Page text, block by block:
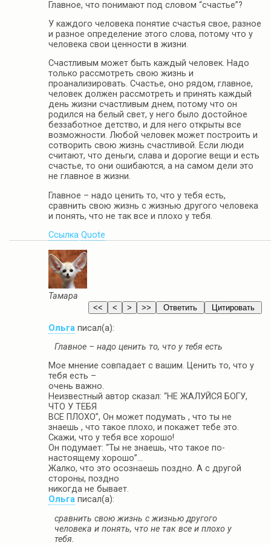
Главное, что понимают под словом “счастье”?
У каждого человека понятие счастья свое, разное
и разное определение этого слова, потому что у
человека свои ценности в жизни.
Счастливым может быть каждый человек. Надо
только рассмотреть свою жизнь и
проанализировать. Счастье, оно рядом, главное,
человек должен рассмотреть и принять каждый
день жизни счастливым днем, потому что он
родился на белый свет, у него было достойное
беззаботное детство, и для него открыты все
возможности. Любой человек может построить и
сотворить свою жизнь счастливой. Если люди
считают, что деньги, слава и дорогие вещи и есть
счастье, то они ошибаются, а на самом дели это
не главное в жизни.
Главное – надо ценить то, что у тебя есть,
сравнить свою жизнь с жизнью другого человека
и понять, что не так все и плохо у тебя.
Ссылка Quote
Тамара
Ольга писал(а):
Главное – надо ценить то, что у тебя есть
Мое мнение совпадает с вашим. Ценить то, что у
тебя есть –
очень важно.
Неизвестный автор сказал: “НЕ ЖАЛУЙСЯ БОГУ,
ЧТО У ТЕБЯ
ВСЕ ПЛОХО”, Он может подумать , что ты не
знаешь , что такое плохо, и покажет тебе это.
Скажи, что у тебя все хорошо!
Он подумает: “Ты не знаешь, что такое по-
настоящему хорошо”…
Жалко, что это осознаешь поздно. А с другой
стороны, поздно
никогда не бывает.
Ольга писал(а):
сравнить свою жизнь с жизнью другого
человека и понять, что не так все и плохо у
тебя.